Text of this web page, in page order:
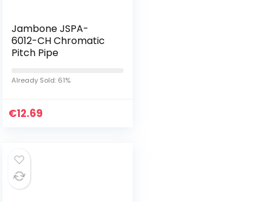
Jambone JSPA-
6012-CH Chromatic
Pitch Pipe
Already Sold: 61%
€12.69